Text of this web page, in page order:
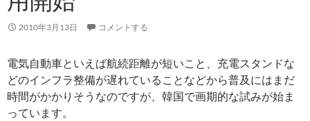
2010年3月13日 コメントする
電気自動車といえば航続距離が短いこと、充電スタンドな
どのインフラ整備が遅れていることなどから普及にはまだ
時間がかかりそうなのですが、韓国で画期的な試みが始ま
っています。